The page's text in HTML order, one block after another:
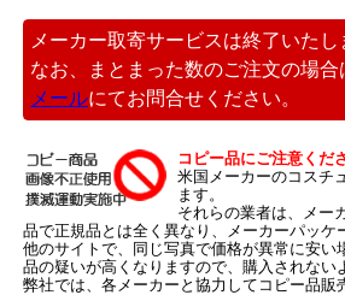
メーカー取寄サービスは終了いたし
なお、まとまった数のご注文の場合
メールにてお問合せください。
コピー品にご注意くだ
米国メーカーのコスチ
ます。
それらの業者は、メー
品で正規品とは全く異なり、メーカーパッケ
他のサイトで、同じ写真で価格が異常に安
品の疑いが高くなりますので、購入されない
弊社では、各メーカーと協力してコピー品販